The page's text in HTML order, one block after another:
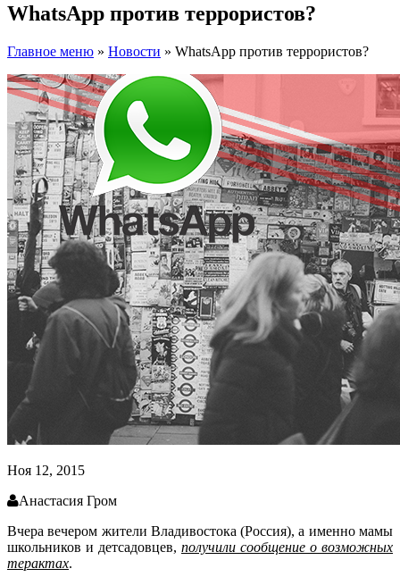
WhatsApp против террористов?
Главное меню » Новости » WhatsApp против террористов?
Ноя 12, 2015
Анастасия Гром
Вчера вечером жители Владивостока (Россия), а именно мамы
школьников и детсадовцев, получили сообщение о возможных
терактах.